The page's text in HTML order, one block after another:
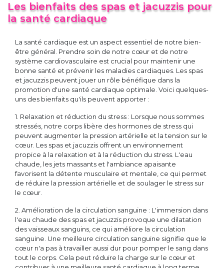
Les bienfaits des spas et jacuzzis pour
la santé cardiaque
La santé cardiaque est un aspect essentiel de notre bien-
être général. Prendre soin de notre cœur et de notre
système cardiovasculaire est crucial pour maintenir une
bonne santé et prévenir les maladies cardiaques. Les spas
et jacuzzis peuvent jouer un rôle bénéfique dans la
promotion d'une santé cardiaque optimale. Voici quelques-
uns des bienfaits qu'ils peuvent apporter :
1. Relaxation et réduction du stress : Lorsque nous sommes
stressés, notre corps libère des hormones de stress qui
peuvent augmenter la pression artérielle et la tension sur le
cœur. Les spas et jacuzzis offrent un environnement
propice à la relaxation et à la réduction du stress. L'eau
chaude, les jets massants et l'ambiance apaisante
favorisent la détente musculaire et mentale, ce qui permet
de réduire la pression artérielle et de soulager le stress sur
le cœur.
2. Amélioration de la circulation sanguine : L'immersion dans
l'eau chaude des spas et jacuzzis provoque une dilatation
des vaisseaux sanguins, ce qui améliore la circulation
sanguine. Une meilleure circulation sanguine signifie que le
cœur n'a pas à travailler aussi dur pour pomper le sang dans
tout le corps. Cela peut réduire la charge sur le cœur et